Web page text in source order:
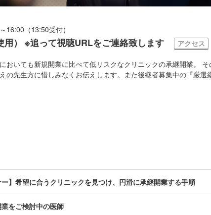
16:00（13:50受付）
用） ※追って視聴URLをご連絡致します アクセス
おいても新規開業に比べて低リスクなクリニックの承継開業。
の先生方に惜しみなくお伝えします。また後継者募集中の『厳
ー】希望に合うクリニックを見つけ、円滑に承継開業する手順
をご検討中の医師